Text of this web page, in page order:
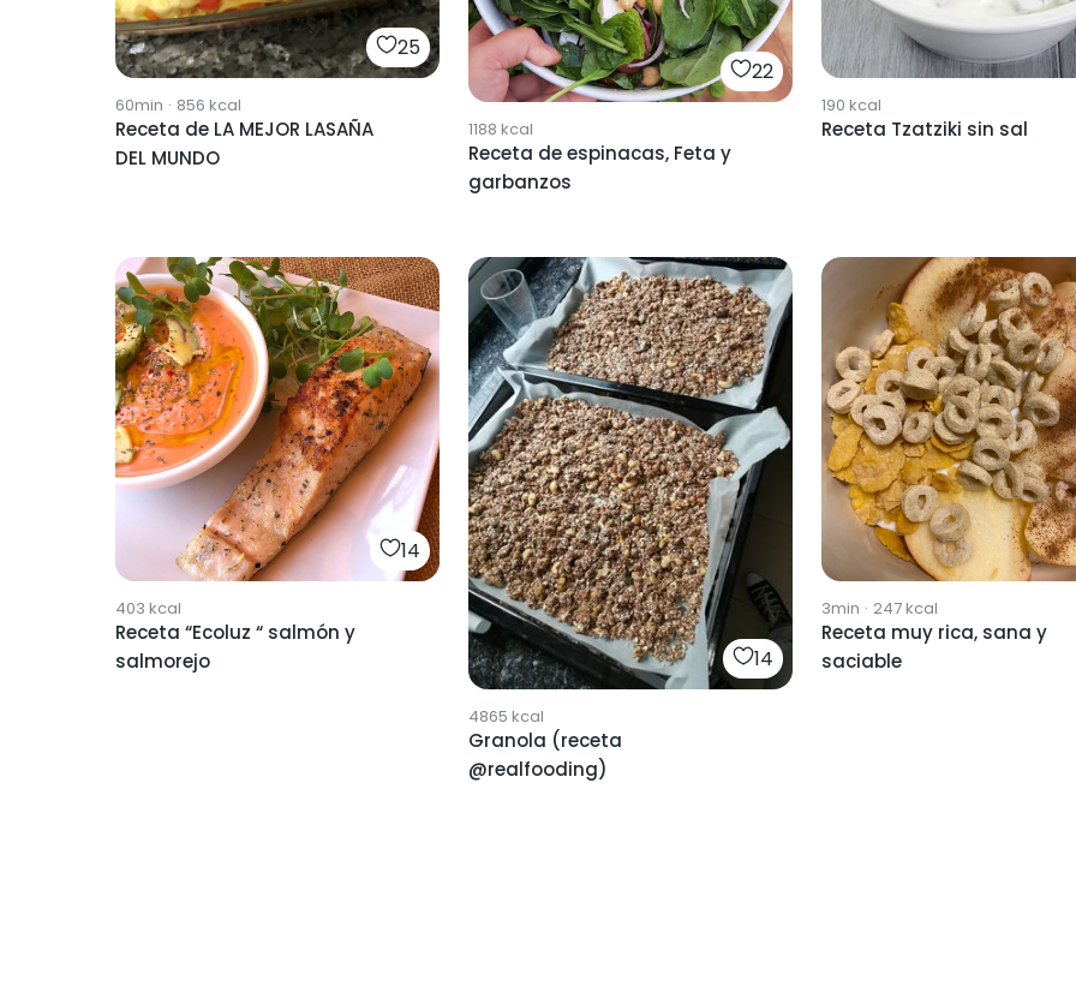
25
60min · 856 kcal
Receta de LA MEJOR LASAÑA
DEL MUNDO
22
1188 kcal
Receta de espinacas, Feta y
garbanzos
190 kcal
Receta Tzatziki sin sal
14
403 kcal
Receta “Ecoluz “ salmón y
salmorejo
14
4865 kcal
Granola (receta
@realfooding)
3min · 247kcal
Receta muy rica, sana y
saciable